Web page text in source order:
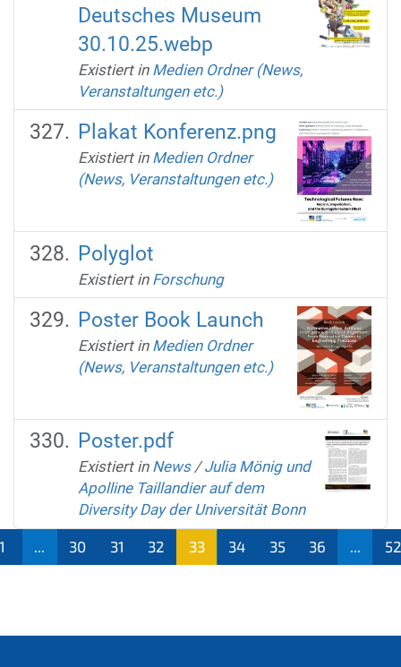
Deutsches Museum
30.10.25.webp
Existiert in Medien Ordner (News,
Veranstaltungen etc.)
Plakat Konferenz.png
Existiert in Medien Ordner
(News, Veranstaltungen etc.)
Polyglot
Existiert in Forschung
Poster Book Launch
Existiert in Medien Ordner
(News, Veranstaltungen etc.)
Poster.pdf
Existiert in News /Julia Mönig und
Apolline Taillandier auf dem
Diversity Day der Universität Bonn
1 ... 30 31 32
33
34 35 36 ... 52